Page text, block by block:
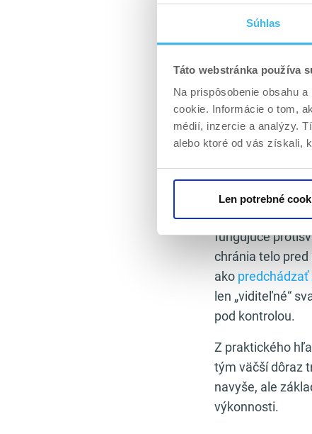
Súhlas
Táto webstránka používa
Na prispôsobenie obsahu
cookie. Informácie o tom,
médií, inzercie a analýzy.
alebo ktoré od vás získali,
Len potrebné
nielen kvôli sile,
extenzory trupu.
Rovnováha
a regenerácie.
koordináciu.
neoddeliteľnou
najdôležitejších
Z pohľadu
fungujúce
chránia telo
ako predchádzať
len „viditeľné“
pod kontrolou.
Z praktického
tým väčší dôraz
navyše, ale
výkonnosti.